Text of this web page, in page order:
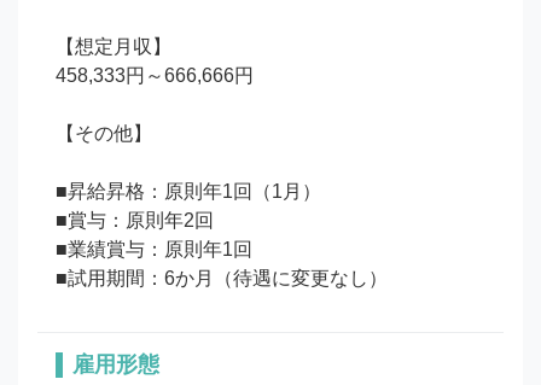
【想定月収】
458,333円～666,666円
【その他】
■昇給昇格：原則年1回（1月）
■賞与：原則年2回
■業績賞与：原則年1回
■試用期間：6か月（待遇に変更なし）
雇用形態